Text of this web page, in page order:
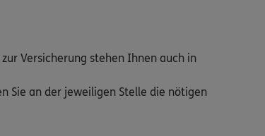
Versicherung stehen Ihnen auch in
Sie an der jeweiligen Stelle die nötigen